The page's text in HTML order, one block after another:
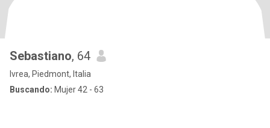
Sebastiano, 64
Ivrea, Piedmont, Italia
Buscando: Mujer 42 - 63